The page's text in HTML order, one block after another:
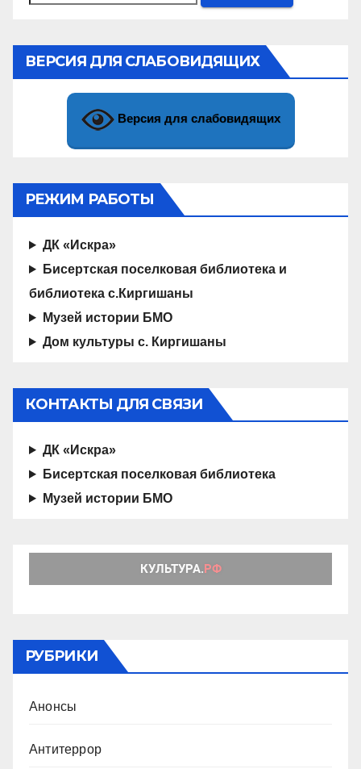
ВЕРСИЯ ДЛЯ СЛАБОВИДЯЩИХ
Версия для слабовидящих
РЕЖИМ РАБОТЫ
ДК «Искра»
Бисертская поселковая библиотека и
библиотека с.Киргишаны
Музей истории БМО
Дом культуры с. Киргишаны
КОНТАКТЫ ДЛЯ СВЯЗИ
ДК «Искра»
Бисертская поселковая библиотека
Музей истории БМО
РУБРИКИ
Анонсы
Антитеррор